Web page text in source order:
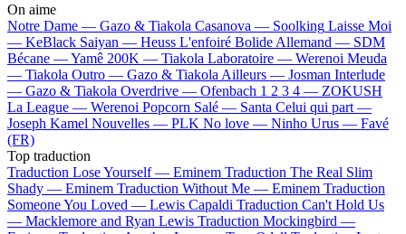
On aime
Notre Dame — Gazo & Tiakola Casanova — Soolking Laisse Moi
— KeBlack Saiyan — Heuss L'enfoiré Bolide Allemand — SDM
Bécane —Yamê 200K — Tiakola Laboratoire — Werenoi Meuda
— Tiakola Outro — Gazo & Tiakola Ailleurs — Josman Interlude
— Gazo & Tiakola Overdrive — Ofenbach 1 2 3 4 — ZOKUSH
La League — Werenoi Popcorn Salé — Santa Celui qui part —
Joseph Kamel Nouvelles — PLK No love — Ninho Urus — Favé
(FR)
Top traduction
Traduction Lose Yourself — Eminem Traduction The Real Slim
Shady — Eminem Traduction Without Me — Eminem Traduction
Someone You Loved — Lewis Capaldi Traduction Can't Hold Us
— Macklemore and Ryan Lewis Traduction Mockingbird —